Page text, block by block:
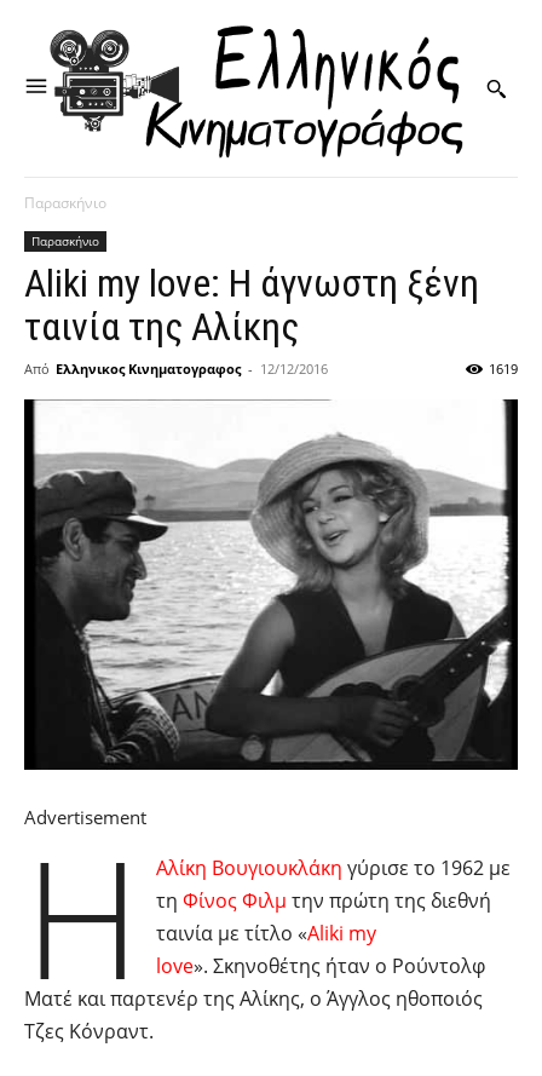
Παρασκήνιο
Παρασκήνιο
Aliki my love: Η άγνωστη ξένη
ταινία της Αλίκης
Από Ελληνικος Κινηματογραφος - 12/12/2016 1619
Advertisement
Η Αλίκη Βουγιουκλάκη γύρισε το 1962 με
τηΦίνος Φιλμ την πρώτη της διεθνή
ταινία με τίτλο «Aliki my
love». Σκηνοθέτης ήταν ο Ρούντολφ
Ματέ και παρτενέρ της Αλίκης, ο Άγγλος ηθοποιός
Τζες Κόνραντ.